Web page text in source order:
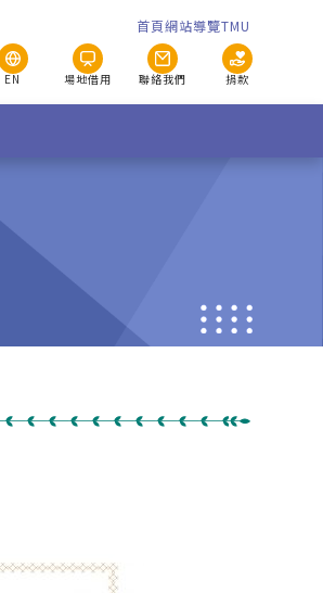
首頁網站導覽TMU
EN 場地借用 聯絡我們 捐款